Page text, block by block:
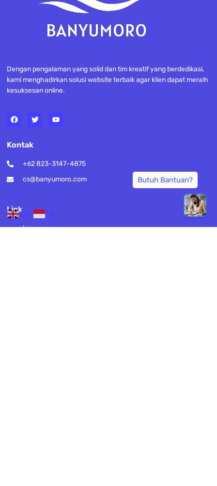
Dengan pengalaman yang solid dan tim kreatif yang berdedikasi,
kami menghadirkan solusi website terbaik agar klien dapat meraih
kesuksesan online.
Kontak
+62 823-3147-4875
cs@banyumoro.com
Link
Layanan
EN ID